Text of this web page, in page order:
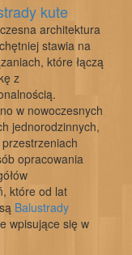
kute
architektura
stawia na
które łączą
z
w nowoczesnych
jednorodzinnych,
opracowania
które od lat
Balustrady
wpisujące się w